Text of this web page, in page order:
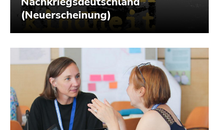
(Neuerscheinung)